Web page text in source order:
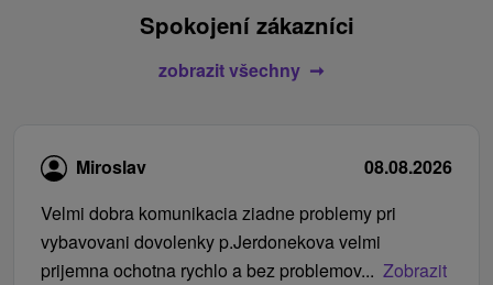
Spokojení zákazníci
zobrazit všechny
Miroslav
08.08.2026
Velmi dobra komunikacia ziadne problemy pri
vybavovani dovolenky p.Jerdonekova velmi
prijemna ochotna rychlo a bez problemov... Zobrazit